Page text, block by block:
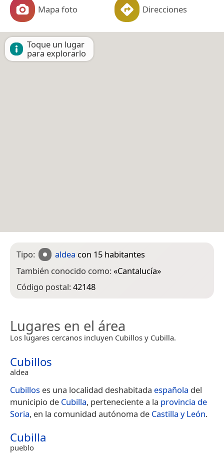
Mapa foto Direcciones
Toque un lugar
para explorarlo
Tipo: aldea con 15 habitantes
También conocido como:«Cantalucía»
Código postal:42148
Lugares en el área
Los lugares cercanos incluyen Cubillos y Cubilla.
Cubillos
aldea
Cubillos es una localidad deshabitada española del
municipio de Cubilla, perteneciente a la provincia de
Soria, en la comunidad autónoma de Castilla y León.
Cubilla
pueblo